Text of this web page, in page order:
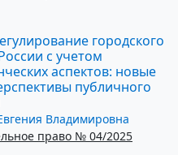
городского
с учетом
аспектов: новые
публичного
Владимировна
право № 04/2025